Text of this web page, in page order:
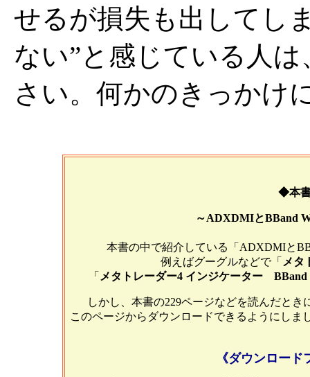
せるが損失も出してし
ない”と感じている人
さい。何かのきっかけ
◆本
～ADXDMIとBBand
本書の中で紹介している「ADXDMIと
例えばグーグルなどで「 メタ
「 メタトレーダー4 インジケーター BBand
しかし、本書の229ページなどを読んだと
このページからダウンロードできるようにしま
《ダウンロー